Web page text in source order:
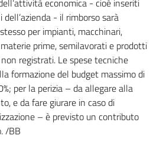
economica - cioè inseriti
- il rimborso sarà
per impianti, macchinari,
prime, semilavorati e prodotti
registrati. Le spese tecniche
formazione del budget massimo di
per la perizia – da allegare alla
e da fare giurare in caso di
– è previsto un contributo
/BB